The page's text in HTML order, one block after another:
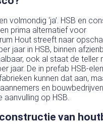
volmondig ‘ja’. HSB en
prima alternatief voor
Hout streeft naar
jaar in HSB, binnen
ook al staat de teller
jaar. De in prefab HSB-
kunnen dat aan,
en
aanvulling op HSB.
van